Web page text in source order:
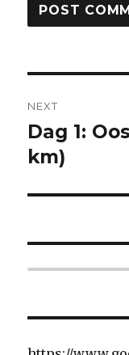
NEXT
Next
post:
Dag 1:
km)